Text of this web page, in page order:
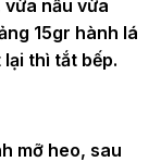
nấu vừa
15gr hành lá
thì tắt bếp.
mỡ heo, sau